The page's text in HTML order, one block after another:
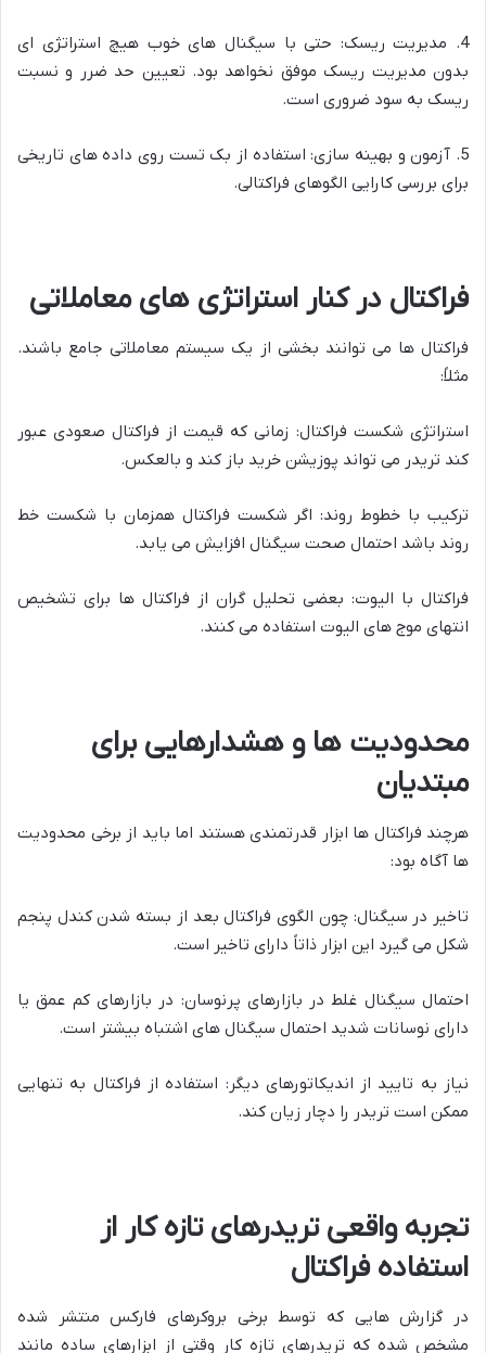
4. مدیریت ریسک: حتی با سیگنال های خوب هیچ استراتژی ای
بدون مدیریت ریسک موفق نخواهد بود. تعیین حد ضرر و نسبت
ریسک به سود ضروری است.
5. آزمون و بهینه سازی: استفاده از بک تست روی داده های تاریخی
برای بررسی کارایی الگوهای فراکتالی.
فراکتال در کنار استراتژی های معاملاتی
فراکتال ها می توانند بخشی از یک سیستم معاملاتی جامع باشند.
مثلاً:
استراتژی شکست فراکتال: زمانی که قیمت از فراکتال صعودی عبور
کند تریدر می تواند پوزیشن خرید باز کند و بالعکس.
ترکیب با خطوط روند: اگر شکست فراکتال همزمان با شکست خط
روند باشد احتمال صحت سیگنال افزایش می یابد.
فراکتال با الیوت: بعضی تحلیل گران از فراکتال ها برای تشخیص
انتهای موج های الیوت استفاده می کنند.
محدودیت ها و هشدارهایی برای
مبتدیان
هرچند فراکتال ها ابزار قدرتمندی هستند اما باید از برخی محدودیت
ها آگاه بود:
تاخیر در سیگنال: چون الگوی فراکتال بعد از بسته شدن کندل پنجم
شکل می گیرد این ابزار ذاتاً دارای تاخیر است.
احتمال سیگنال غلط در بازارهای پرنوسان: در بازارهای کم عمق یا
دارای نوسانات شدید احتمال سیگنال های اشتباه بیشتر است.
نیاز به تایید از اندیکاتورهای دیگر: استفاده از فراکتال به تنهایی
ممکن است تریدر را دچار زیان کند.
تجربه واقعی تریدرهای تازه کار از
استفاده فراکتال
در گزارش هایی که توسط برخی بروکرهای فارکس منتشر شده
مشخص شده که تریدرهای تازه کار وقتی از ابزارهای ساده مانند